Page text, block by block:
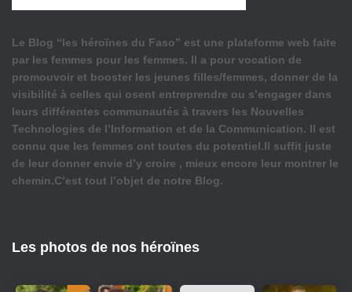
Le Blog “les héroïnes du Faso” est une plateforme web faite
par les femmes pour les femmes. Il a pour vocation de
promouvoir et booster les jeunes filles/femmes, donner de la
visibilité à celles qui osent entreprendre ou s’engager dans
leurs différentes communautés à travers les Nouvelles
Technologies de l’Information et de la Communication. Il est
connu que les femmes ont toutes du potentiel.Il suffit juste
de leur donner envie d’y croire , mieux encore leur montrer le
chemin.C’est tout l’objet de notre Blog.
Les photos de nos héroïnes